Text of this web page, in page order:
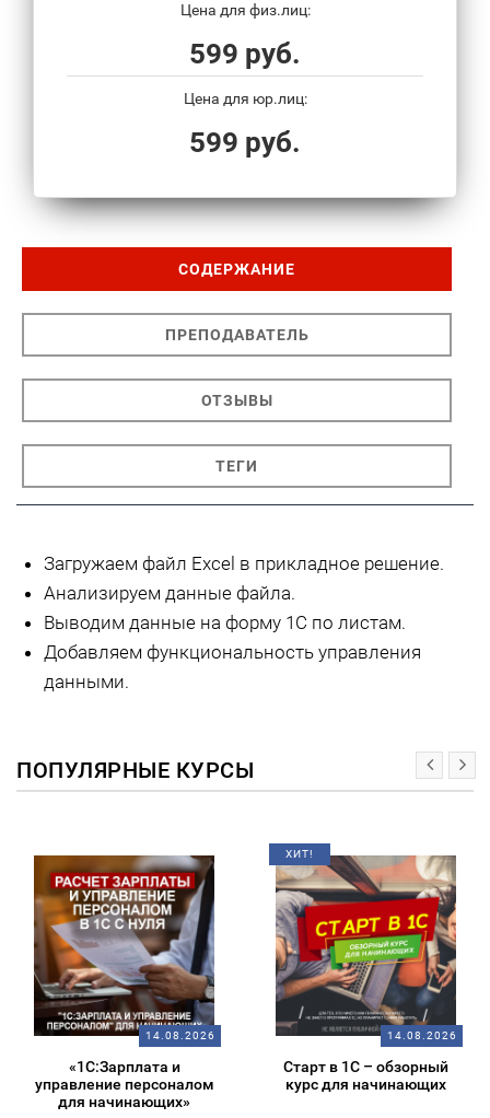
Цена для физ.лиц:
599 руб.
Цена для юр.лиц:
599 руб.
СОДЕРЖАНИЕ
ПРЕПОДАВАТЕЛЬ
ОТЗЫВЫ
ТЕГИ
Загружаем файл Excel в прикладное решение.
Анализируем данные файла.
Выводим данные на форму 1С по листам.
Добавляем функциональность управления
данными.
ПОПУЛЯРНЫЕ КУРСЫ
14.08.2026
«1С:Зарплата и
управление персоналом
для начинающих»
ХИТ!
14.08.2026
Старт в 1С – обзорный
курс для начинающих